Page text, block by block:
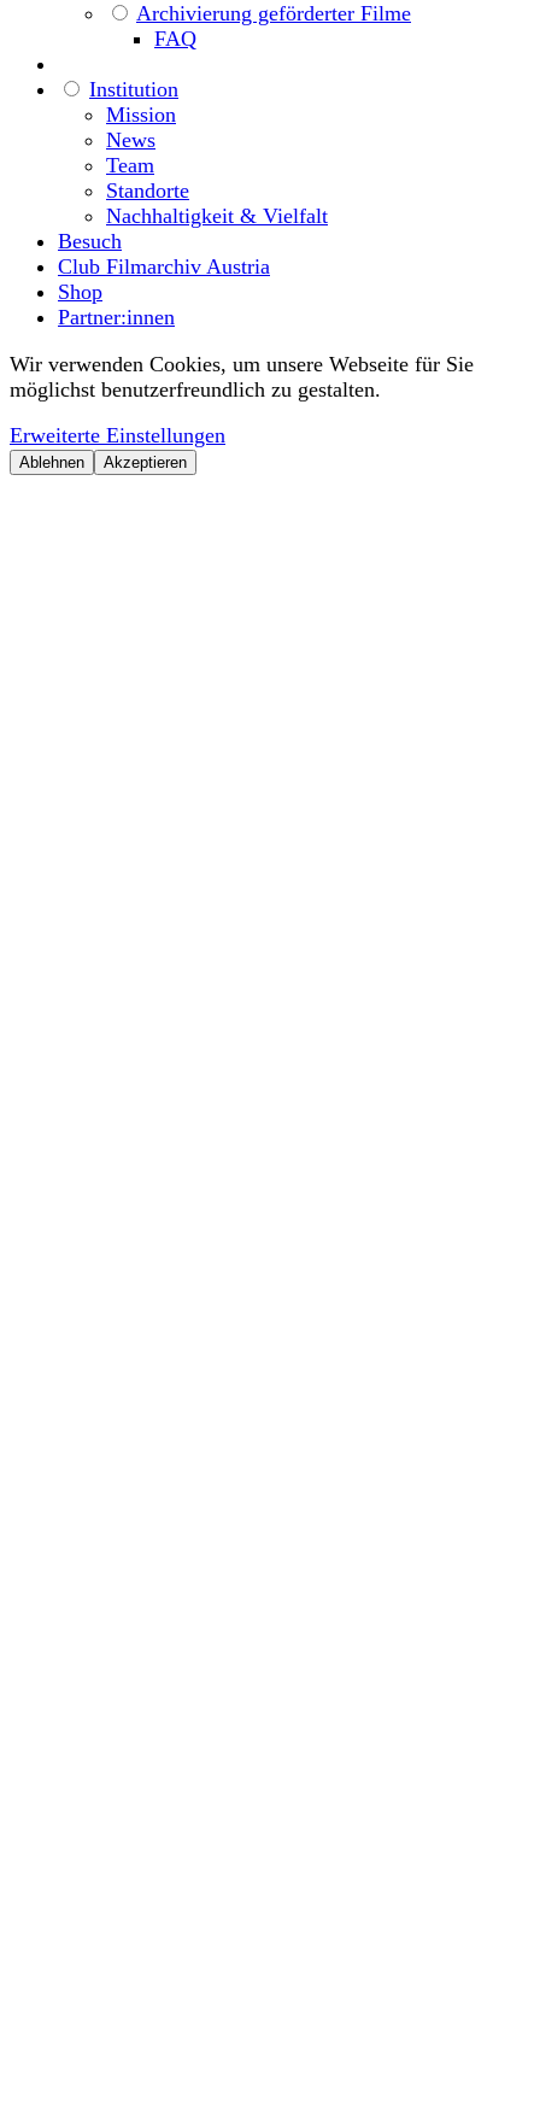
Archivierung geförderter Filme
FAQ
Institution
Mission
News
Team
Standorte
Nachhaltigkeit & Vielfalt
Besuch
Club Filmarchiv Austria
Shop
Partner:innen
Wir verwenden Cookies, um unsere Webseite für Sie
möglichst benutzerfreundlich zu gestalten.
Erweiterte Einstellungen
Ablehnen Akzeptieren